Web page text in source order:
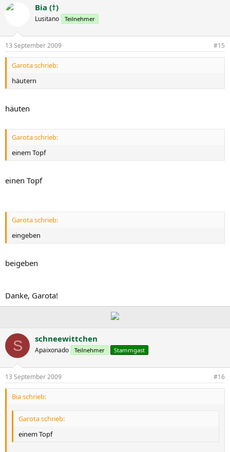
Bia (†)
Lusitano Teilnehmer
13 September 2009 #15
Garota schrieb:
häutern
häuten
Garota schrieb:
einem Topf
einen Topf
Garota schrieb:
eingeben
beigeben
Danke, Garota!
S schneewittchen
Apaixonado Teilnehmer Stammgast
13 September 2009 #16
Bia schrieb:
Garota schrieb:
einem Topf